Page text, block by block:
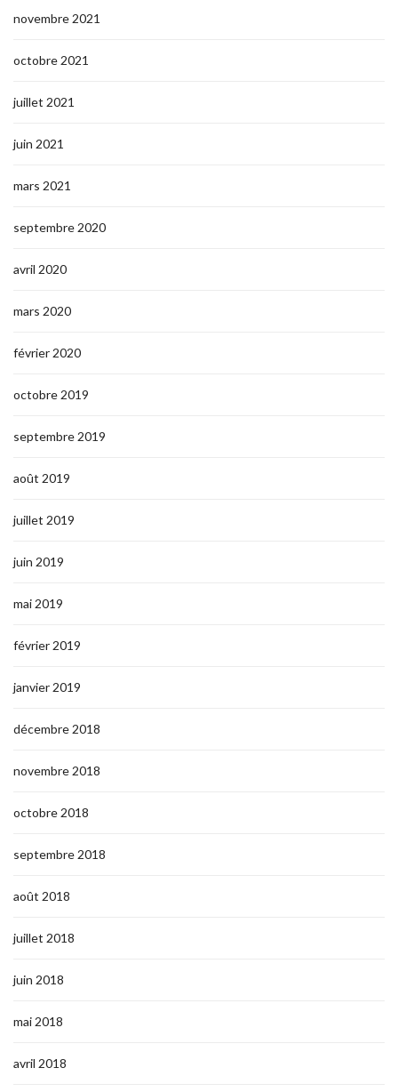
novembre 2021
octobre 2021
juillet 2021
juin 2021
mars 2021
septembre 2020
avril 2020
mars 2020
février 2020
octobre 2019
septembre 2019
août 2019
juillet 2019
juin 2019
mai 2019
février 2019
janvier 2019
décembre 2018
novembre 2018
octobre 2018
septembre 2018
août 2018
juillet 2018
juin 2018
mai 2018
avril 2018